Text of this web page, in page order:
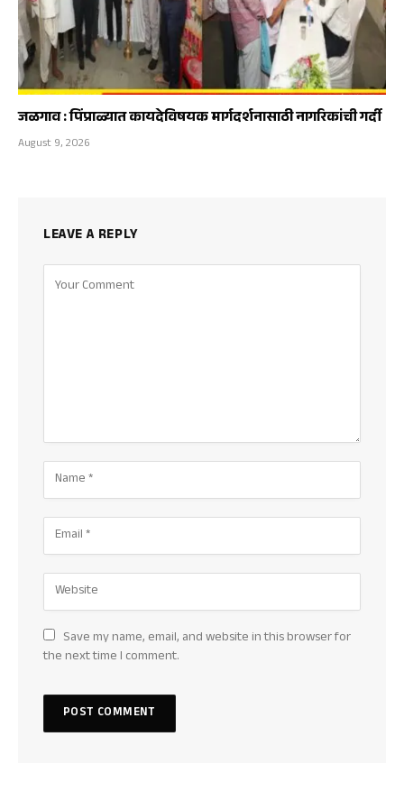
जळगाव : पिंप्राळ्यात कायदेविषयक मार्गदर्शनासाठी नागरिकांची गर्दी
August 9, 2026
LEAVE A REPLY
Save my name, email, and website in this browser for
the next time I comment.